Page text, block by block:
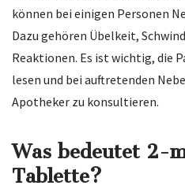
können bei einigen Personen
Dazu gehören Übelkeit,
Reaktionen. Es ist wichtig, die
lesen und bei auftretenden
Apotheker zu konsultieren.
Was bedeutet 2-
Tablette?